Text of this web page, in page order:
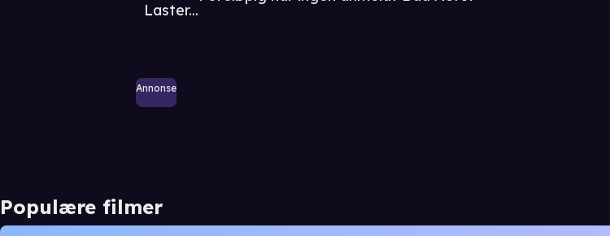
Laster...
Annonse
Populære filmer